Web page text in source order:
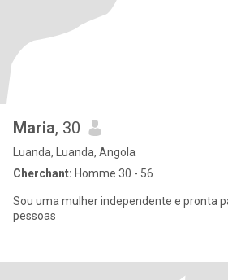
Maria, 30
Luanda, Luanda, Angola
Cherchant: Homme 30 - 56
Sou uma mulher independente e pronta
pessoas